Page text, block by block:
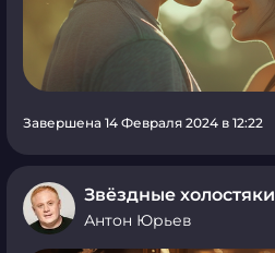
Завершена 14 Февраля 2024 в 12:22
Звёздные холостяки
Антон Юрьев